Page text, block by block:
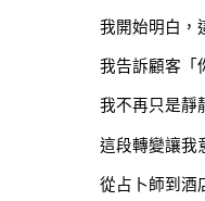
我開始明白，
我告訴顧客「
我不再只是靜
這段轉變讓我
從占卜師到酒